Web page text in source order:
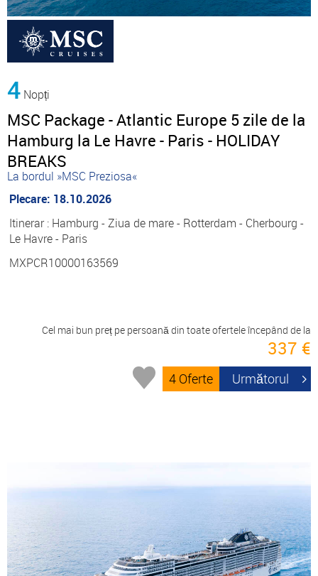
4 Nopți
MSC Package - Atlantic Europe 5 zile de la
Hamburg la Le Havre - Paris - HOLIDAY
BREAKS
La bordul »MSC Preziosa«
Plecare: 18.10.2026
Itinerar : Hamburg - Ziua de mare - Rotterdam - Cherbourg -
Le Havre - Paris
MXPCR10000163569
Cel mai bun preț pe persoană din toate ofertele începând de la
337 €
4 Oferte Următorul